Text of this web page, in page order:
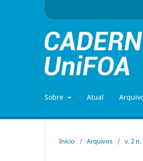
Sobre Atual
Início / Arquivos / v. 2